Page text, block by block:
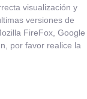
visualización y
versiones de
FireFox, Google
por favor realice la